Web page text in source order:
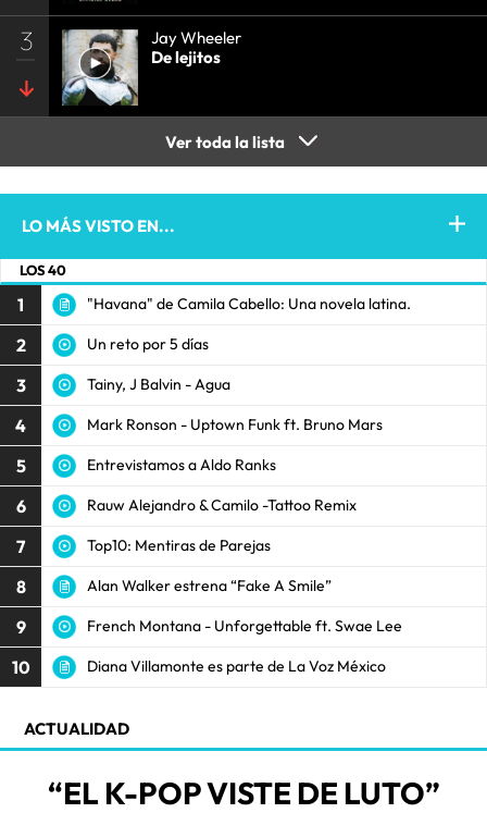
3
Jay Wheeler
De lejitos
Ver toda la lista
LO MÁS VISTO EN...
LOS 40
1 "Havana" de Camila Cabello: Una novela latina.
2 Un reto por 5 días
3 Tainy, J Balvin - Agua
4 Mark Ronson - Uptown Funk ft. Bruno Mars
5 Entrevistamos a Aldo Ranks
6 Rauw Alejandro & Camilo -Tattoo Remix
7 Top10: Mentiras de Parejas
8 Alan Walker estrena “Fake A Smile”
9 French Montana - Unforgettable ft. Swae Lee
10 Diana Villamonte es parte de La Voz México
ACTUALIDAD
“EL K-POP VISTE DE LUTO”